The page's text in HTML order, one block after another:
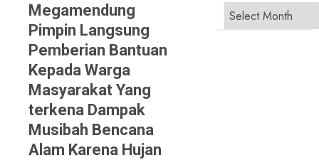
Megamendung
Pimpin Langsung
Pemberian Bantuan
Kepada Warga
Masyarakat Yang
terkena Dampak
Musibah Bencana
Alam Karena Hujan
INDEKS